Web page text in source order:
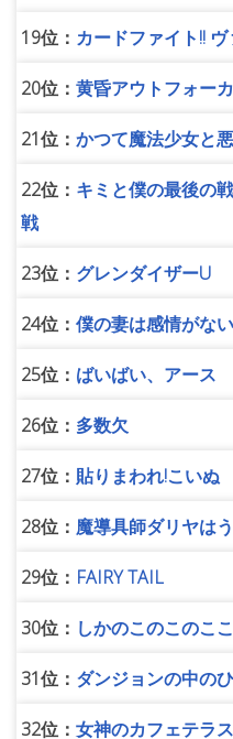
19位： カードファイト!!
20位： 黄昏アウトフォー
21位： かつて魔法少女と
22位： キミと僕の最後の
戦
23位： グレンダイザーU
24位： 僕の妻は感情がない
25位： ばいばい、アース
26位： 多数欠
27位： 貼りまわれ!こいぬ
28位： 魔導具師ダリヤは
29位： FAIRY TAIL
30位： しかのこのこのこ
31位： ダンジョンの中の
32位： 女神のカフェテラス